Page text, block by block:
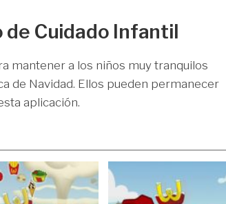
de Cuidado Infantil
mantener a los niños muy tranquilos
de Navidad. Ellos pueden permanecer
aplicación.